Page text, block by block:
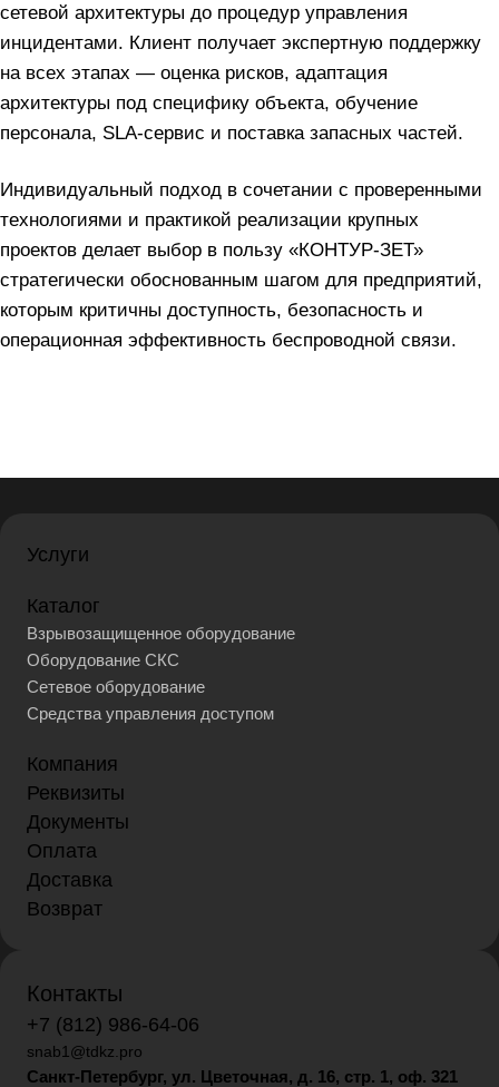
сетевой архитектуры до процедур управления
инцидентами. Клиент получает экспертную поддержку
на всех этапах — оценка рисков, адаптация
архитектуры под специфику объекта, обучение
персонала, SLA‑сервис и поставка запасных частей.
Индивидуальный подход в сочетании с проверенными
технологиями и практикой реализации крупных
проектов делает выбор в пользу «КОНТУР‑ЗЕТ»
стратегически обоснованным шагом для предприятий,
которым критичны доступность, безопасность и
операционная эффективность беспроводной связи.
Услуги
Каталог
Взрывозащищенное оборудование
Оборудование СКС
Сетевое оборудование
Средства управления доступом
Компания
Реквизиты
Документы
Оплата
Доставка
Возврат
Контакты
+7 (812) 986-64-06
snab1@tdkz.pro
Санкт-Петербург, ул. Цветочная, д. 16, стр. 1, оф. 321